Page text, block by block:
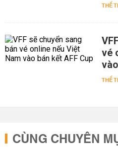
THỂ
vé
THỂ
CÙNG CHUYÊN